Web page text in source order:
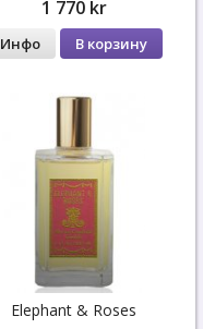
1 770 kr
Инфо В корзину
Elephant & Roses